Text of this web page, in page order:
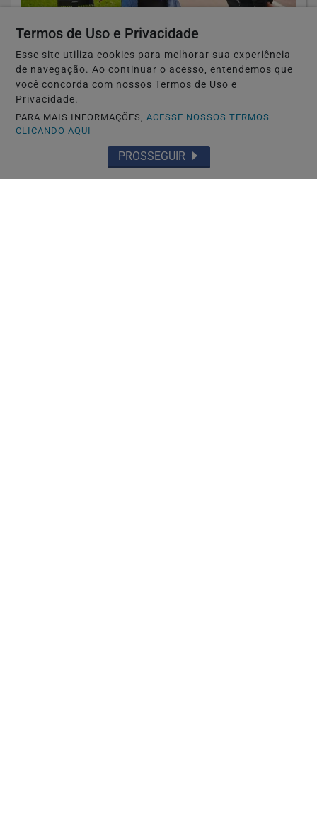
🏘️ CIDADES DO RS
Guaíba instala 146 novas lixeiras para
reforçar limpeza e conservação dos...
Saiba Mais
Termos de Uso e Privacidade
Esse site utiliza cookies para melhorar sua experiência
de navegação. Ao continuar o acesso, entendemos que
você concorda com nossos Termos de Uso e
Privacidade.
PARA MAIS INFORMAÇÕES,ACESSE NOSSOS TERMOS
CLICANDO AQUI
PROSSEGUIR